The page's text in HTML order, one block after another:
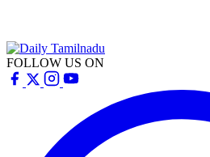
FOLLOW US ON